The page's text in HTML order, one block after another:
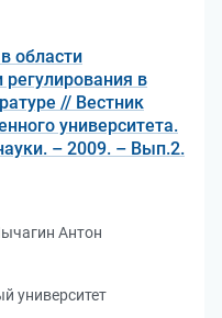
области
регулирования в
// Вестник
университета.
– 2009. – Вып.2.
Антон
университет